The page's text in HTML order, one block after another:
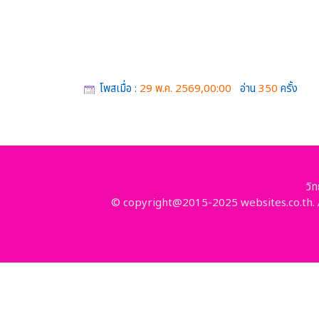
โพสเมื่อ : 29 พ.ค. 2569,00:00 อ่าน 350 ครั้ง
วิ
© copyright@2015-2025